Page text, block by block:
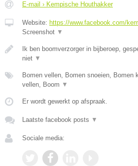
E-mail › Kempische Houthakker
Website: https://www.facebook.com/
Screenshot ▼
Ik ben boomverzorger in bijberoep,
niet ▼
Bomen vellen, Bomen snoeien, Bomen
vellen, Boom ▼
Er wordt gewerkt op afspraak.
Laatste facebook posts ▼
Sociale media: